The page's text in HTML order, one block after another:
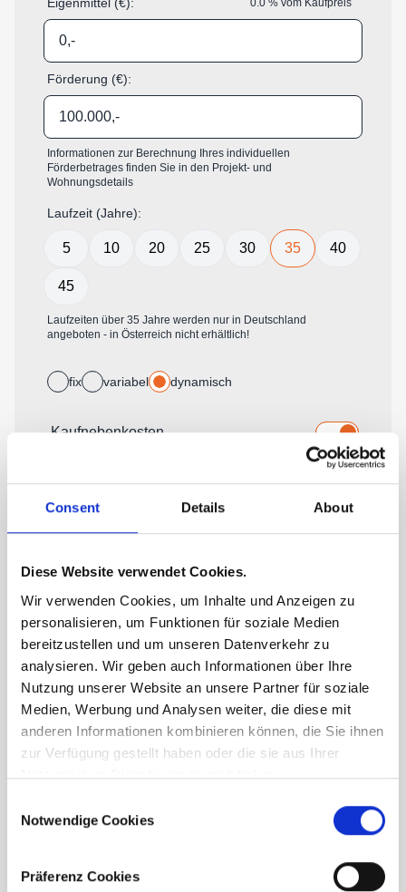
Consent Details About
Diese Website verwendet Cookies.
Wir verwenden Cookies, um Inhalte und Anzeigen zu
personalisieren, um Funktionen für soziale Medien
bereitzustellen und um unseren Datenverkehr zu
analysieren. Wir geben auch Informationen über Ihre
Nutzung unserer Website an unsere Partner für soziale
Medien, Werbung und Analysen weiter, die diese mit
anderen Informationen kombinieren können, die Sie ihnen
zur Verfügung gestellt haben oder die sie aus Ihrer
Nutzung ihrer Dienste gesammelt haben.
Selection
Notwendige Cookies
Präferenz Cookies